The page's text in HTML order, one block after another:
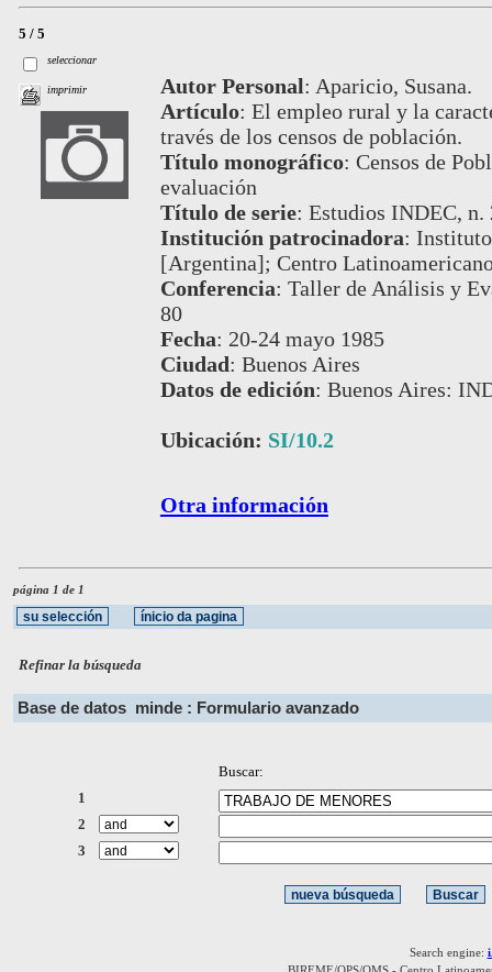
5 / 5
seleccionar
imprimir Autor Personal: Aparicio, Susana.
Artículo: El empleo rural y la
través de los censos de población.
Título monográfico: Censos de
evaluación
Título de serie: Estudios INDEC, n.
Institución patrocinadora:
[Argentina]; Centro
Conferencia: Taller de Análisis y
80
Fecha: 20-24 mayo 1985
Ciudad: Buenos Aires
Datos de edición: Buenos Aires:
Ubicación: SI/10.2
Otra información
página 1 de 1
Refinar la búsqueda
Base de datos minde : Formulario avanzado
Buscar:
1
2
3
Search engine: